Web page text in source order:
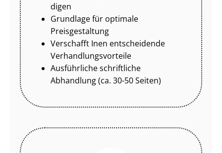
di­gen
Grundlage für optimale
Preisgestaltung
Verschafft Inen entscheidende
Ver­hand­lungs­vor­tei­le
Ausführliche schriftliche
Abhandlung (ca. 30-50 Seiten)